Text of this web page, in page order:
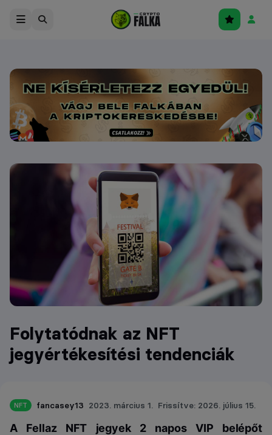
Folytatódnak az NFT
jegyértékesítési tendenciák
NFT fancasey13 2023. március 1. Frissítve: 2026. július 15.
A Fellaz NFT jegyek 2 napos VIP belépőt